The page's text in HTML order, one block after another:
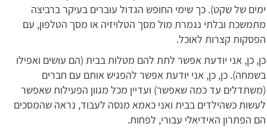
ימים של שקט). כך שימי החופש הגדול עוברים בעיקר ברביצה
מתמשכת ובלתי נגמרת מול מסך הטלויזיה או מסך הטלפון, עם
הפסקות קצרות לאוכל.
כן, כן, אני יודעת אפשר לתת להם מטלות בבית (הם עושים ואפילו
בשמחה). כן, כן, אני יודעת אפשר להפגיש אותם עם חברים
(משתדלים עד כמה שאפשר) ועדיין מכל מגוון הפעילות שאפשר
לעשות כשהילדים בבית ואני כאמא מנסה לעבוד, נראה שהמסכים
הם הפתרון האידיאלי עבורי, לפחות.